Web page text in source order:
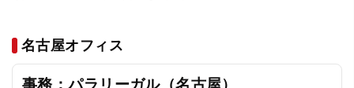
名古屋オフィス
事務：パラリーガル（名古屋）